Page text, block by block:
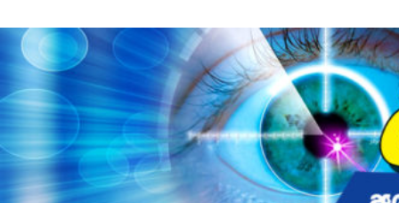
to
contentvinivida.lk